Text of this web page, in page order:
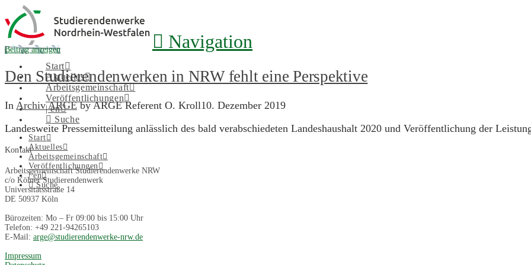
Navigation
Start
Aktuelles
Arbeitsgemeinschaft
Veröffentlichungen
| en
Suche
Start
Aktuelles
Arbeitsgemeinschaft
Veröffentlichungen
| en
Suche
Beitrag anzeigen
Den Studierendenwerken in NRW fehlt eine Perspektive
In Archiv ARGEby ARGE Referent O. Kroll10. Dezember 2019
Landesweite Pressemitteilung anlässlich des bald verabschiedeten Landeshaushalt 2020 und Veröffentlichung der
Kontakt
Arbeitsgemeinschaft Studierendenwerke NRW
c/o Kölner Studierendenwerk
Universitätsstraße 14
DE 50937 Köln
Bürozeiten: Mo – Fr 09:00 bis 15:00 Uhr
Telefon: +49 221-94265103
E-Mail: arge@studierendenwerke-nrw.de
Impressum